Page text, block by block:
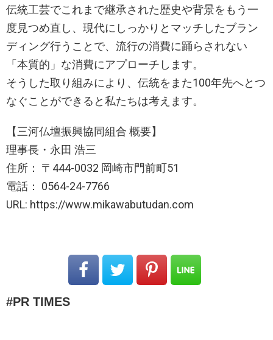
伝統工芸でこれまで継承された歴史や背景をもう一
度見つめ直し、現代にしっかりとマッチしたブラン
ディング行うことで、流行の消費に踊らされない
「本質的」な消費にアプローチします。
そうした取り組みにより、伝統をまた100年先へとつ
なぐことができると私たちは考えます。
【三河仏壇振興協同組合 概要】
理事長・永田 浩三
住所： 〒444-0032 岡崎市門前町51
電話： 0564-24-7766
URL: https://www.mikawabutudan.com
PR TIMES